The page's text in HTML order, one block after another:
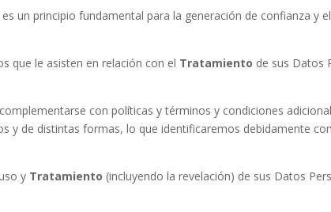
es un principio fundamental para la generación de confianza y el
que le asisten en relación con el Tratamiento de sus Datos
con políticas y términos y condiciones
y de distintas formas, lo que identificaremos debidamente
y Tratamiento (incluyendo la revelación) de sus Datos